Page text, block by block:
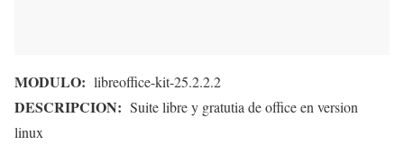
MODULO: libreoffice-kit-25.2.2.2
DESCRIPCION: Suite libre y gratutia de office en version
linux